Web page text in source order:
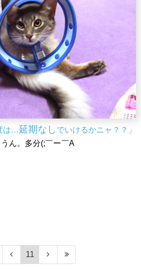
は…延期なし でいけるかニャ？？」
ん。多分(;￣ー￣A
11